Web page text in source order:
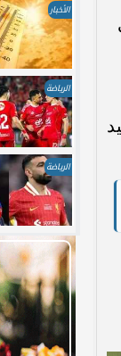
الأخبار
الرياضة
الرياضة